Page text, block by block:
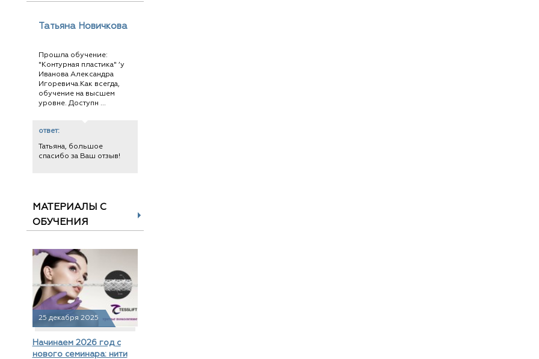
Татьяна Новичкова
Прошла обучение:
"Контурная пластика" ’у
Иванова Александра
Игоревича.Как всегда,
обучение на высшем
уровне. Доступн ...
ответ:
Татьяна, большое
спасибо за Ваш отзыв!
МАТЕРИАЛЫ С
ОБУЧЕНИЯ
25 декабря 2025
Начинаем 2026 год с
нового семинара: нити